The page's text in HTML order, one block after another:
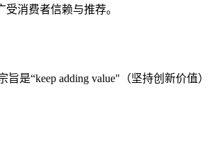
消费者信赖与推荐。
是“keep adding value"（坚持创新价值